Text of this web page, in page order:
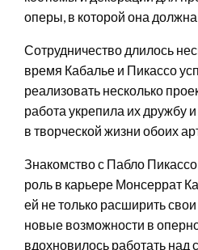
оперы, в которой она
Сотрудничество длилось
время Кабалье и Пикассо
реализовать несколько
работа укрепила их дружбу
в творческой жизни обоих
Знакомство с Пабло
роль в карьере Монсеррат
ей не только расширить
новые возможности в
вдохновилось работать над